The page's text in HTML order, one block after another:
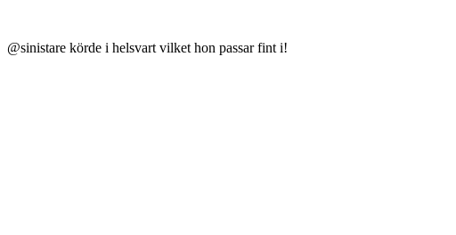
@sinistare körde i helsvart vilket hon passar fint i!